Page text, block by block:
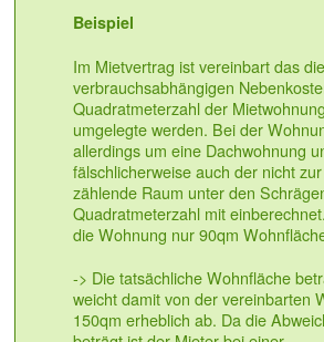
Beispiel
Im Mietvertrag ist vereinbart das
verbrauchsabhängigen
Quadratmeterzahl der
umgelegte werden. Bei der
allerdings um eine Dachwohnung
fälschlicherweise auch der nicht
zählende Raum unter den
Quadratmeterzahl mit
die Wohnung nur 90qm
-> Die tatsächliche Wohnfläche
weicht damit von der vereinbarten
150qm erheblich ab. Da die